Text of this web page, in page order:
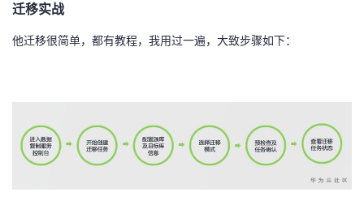
迁移实战
他迁移很简单，都有教程，我用过一遍，大致步骤如下：